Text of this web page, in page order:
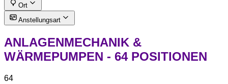
Ort
Anstellungsart
ANLAGENMECHANIK &
WÄRMEPUMPEN - 64 POSITIONEN
64